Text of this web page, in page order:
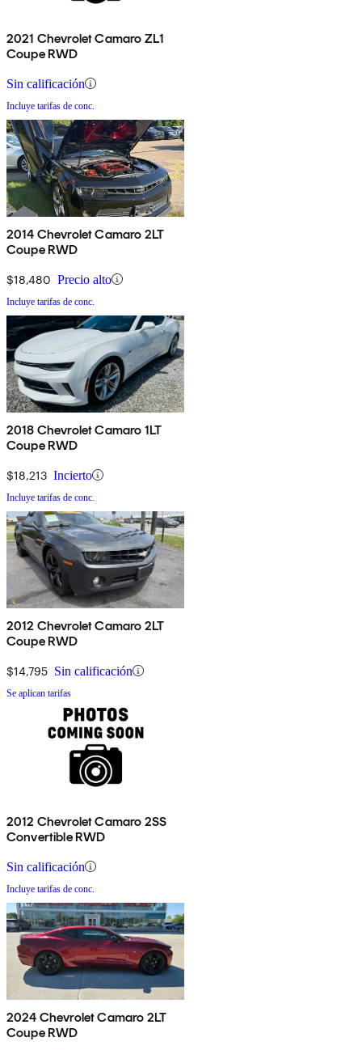
2021 Chevrolet Camaro ZL1
Coupe RWD
Sin calificación
Incluye tarifas de conc.
2014 Chevrolet Camaro 2LT
Coupe RWD
$18,480 Precio alto
Incluye tarifas de conc.
2018 Chevrolet Camaro 1LT
Coupe RWD
$18,213 Incierto
Incluye tarifas de conc.
2012 Chevrolet Camaro 2LT
Coupe RWD
$14,795 Sin calificación
Se aplican tarifas
2012 Chevrolet Camaro 2SS
Convertible RWD
Sin calificación
Incluye tarifas de conc.
2024 Chevrolet Camaro 2LT
Coupe RWD